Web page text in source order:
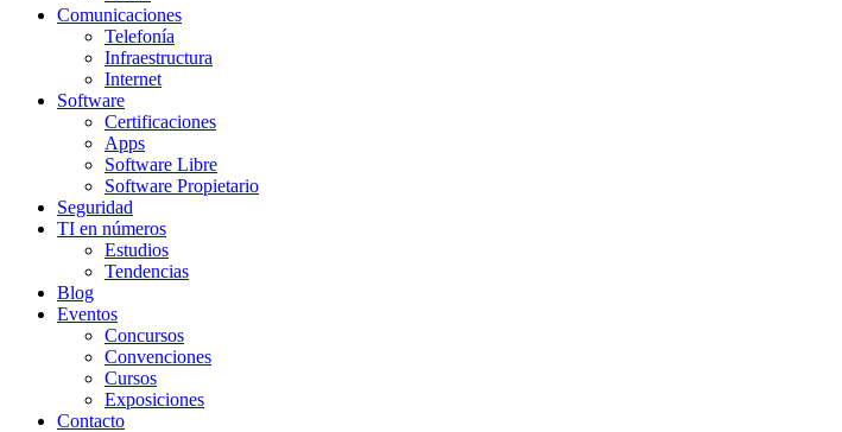
Comunicaciones
Telefonía
Infraestructura
Internet
Software
Certificaciones
Apps
Software Libre
Software Propietario
Seguridad
TI en números
Estudios
Tendencias
Blog
Eventos
Concursos
Convenciones
Cursos
Exposiciones
Contacto